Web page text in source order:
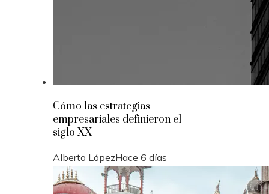
Cómo las estrategias
empresariales definieron el
siglo XX
Alberto LópezHace 6 días